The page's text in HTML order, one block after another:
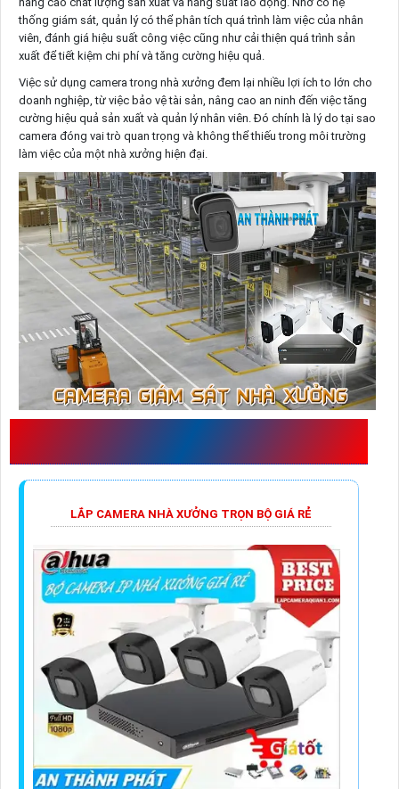
thống giám sát, quản lý có thể phân tích quá trình làm việc của nhân
viên, đánh giá hiệu suất công việc cũng như cải thiện quá trình sản
xuất để tiết kiệm chi phí và tăng cường hiệu quả.
Việc sử dụng camera trong nhà xưởng đem lại nhiều lợi ích to lớn cho
doanh nghiệp, từ việc bảo vệ tài sản, nâng cao an ninh đến việc tăng
cường hiệu quả sản xuất và quản lý nhân viên. Đó chính là lý do tại sao
camera đóng vai trò quan trọng và không thể thiếu trong môi trường
làm việc của một nhà xưởng hiện đại.
LẮP CAMERA NHÀ XƯỞNG TRỌN BỘ GIÁ RẺ